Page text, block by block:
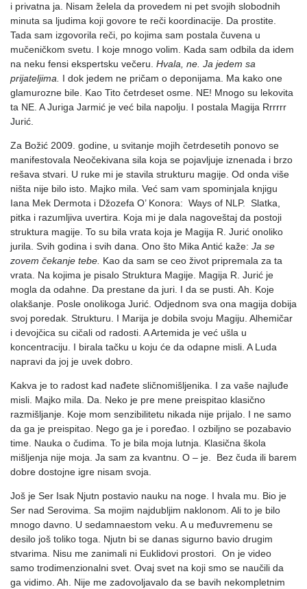
i privatna ja. Nisam želela da provedem ni pet svojih slobodnih
minuta sa ljudima koji govore te reči koordinacije. Da prostite.
Tada sam izgovorila reči, po kojima sam postala čuvena u
mučeničkom svetu. I koje mnogo volim. Kada sam odbila da idem
na neku fensi ekspertsku večeru. Hvala, ne. Ja jedem sa
prijateljima.
I dok jedem ne pričam o deponijama. Ma kako one
glamurozne bile. Kao Tito četrdeset osme. NE! Mnogo su lekovita
ta NE. A Juriga Jarmić je već bila napolju. I postala Magija Rrrrrr
Jurić.
Za Božić 2009. godine, u svitanje mojih četrdesetih ponovo se
manifestovala Neočekivana sila koja se pojavljuje iznenada i brzo
rešava stvari. U ruke mi je stavila strukturu magije. Od onda više
ništa nije bilo isto. Majko mila. Već sam vam spominjala knjigu
Iana Mek Dermota i Džozefa O’ Konora: Ways of NLP. Slatka,
pitka i razumljiva uvertira. Koja mi je dala nagoveštaj da postoji
struktura magije. To su bila vrata koja je Magija R. Jurić onoliko
jurila. Svih godina i svih dana. Ono što Mika Antić kaže: Ja se
zovem čekanje tebe. Kao da sam se ceo život pripremala za ta
vrata. Na kojima je pisalo Struktura Magije. Magija R. Jurić je
mogla da odahne. Da prestane da juri. I da se pusti. Ah. Koje
olakšanje. Posle onolikoga Jurić. Odjednom sva ona magija dobija
svoj poredak. Strukturu. I Marija je dobila svoju Magiju. Alhemičar
i devojčica su cičali od radosti. A Artemida je već ušla u
koncentraciju. I birala tačku u koju će da odapne misli. A Luda
napravi da joj je uvek dobro.
Kakva je to radost kad nađete sličnomišljenika. I za vaše najluđe
misli. Majko mila. Da. Neko je pre mene preispitao klasično
razmišljanje. Koje mom senzibilitetu nikada nije prijalo. I ne samo
da ga je preispitao. Nego ga je i poređao. I ozbiljno se pozabavio
time. Nauka o čudima. To je bila moja lutnja. Klasična škola
mišljenja nije moja. Ja sam za kvantnu. O – je. Bez čuda ili barem
dobre dostojne igre nisam svoja.
Još je Ser Isak Njutn postavio nauku na noge. I hvala mu. Bio je
Ser nad Serovima. Sa mojim najdubljim naklonom. Ali to je bilo
mnogo davno. U sedamnaestom veku. A u međuvremenu se
desilo još toliko toga. Njutn bi se danas sigurno bavio drugim
stvarima. Nisu me zanimali ni Euklidovi prostori. On je video
samo trodimenzionalni svet. Ovaj svet na koji smo se naučili da
ga vidimo. Ah. Nije me zadovoljavalo da se bavih nekompletnim